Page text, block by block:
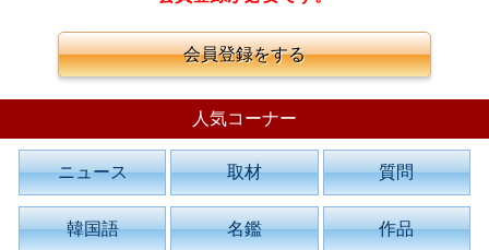
会員登録をする
人気コーナー
ニュース 取材 質問
韓国語 名鑑 作品